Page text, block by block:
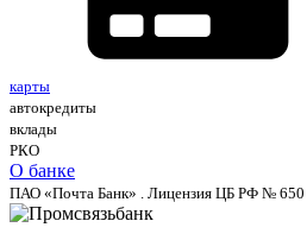
карты
автокредиты
вклады
РКО
О банке
ПАО «Почта Банк» . Лицензия ЦБ РФ № 650